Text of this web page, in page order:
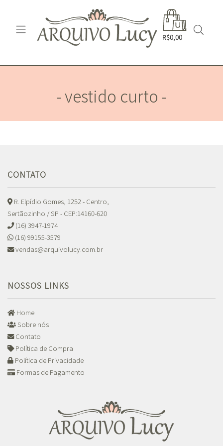
R$0,00
- vestido curto -
CONTATO
R. Elpídio Gomes, 1252 - Centro,
Sertãozinho / SP - CEP:14160-620
(16) 3947-1974
(16) 99155-3579
vendas@arquivolucy.com.br
NOSSOS LINKS
Home
Sobre nós
Contato
Política de Compra
Política de Privacidade
Formas de Pagamento